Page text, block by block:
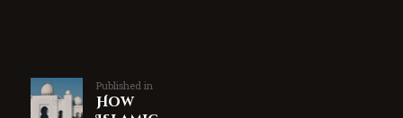
Published in
How